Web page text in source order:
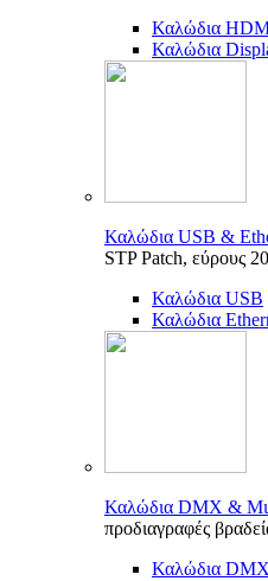
Καλώδια
Καλώδια
Καλώδια USB &
STP Patch, εύρους
Καλώδια USB
Καλώδια
Καλώδια DMX &
προδιαγραφές
Καλώδια